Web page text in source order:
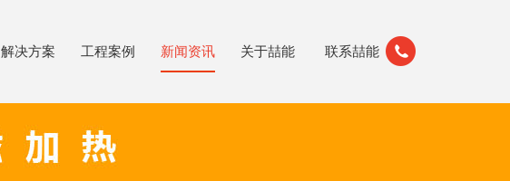
解决方案 工程案例 新闻资讯 关于喆能 联系喆能